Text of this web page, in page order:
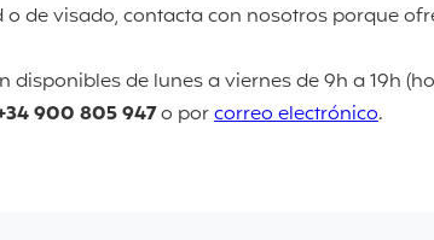
de visado, contacta con nosotros porque
disponibles de lunes a viernes de 9h a 19h
900 805 947o porcorreo electrónico.